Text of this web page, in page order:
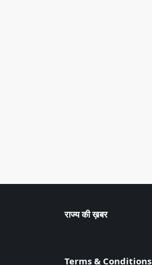
राज्य की ख़बर
Terms & Conditions